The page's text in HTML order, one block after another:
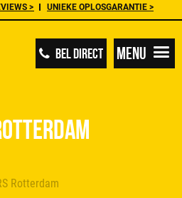
> UNIEKE OPLOSGARANTIE >
BEL DIRECT Menu
Rotterdam